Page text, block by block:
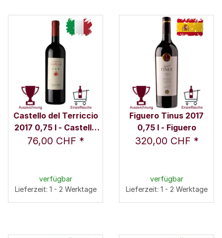
Castello del Terriccio
2017 0,75 l - Castello
del Terriccio
76,00 CHF *
verfügbar
Lieferzeit: 1 - 2 Werktage
Figuero Tinus 2017
0,75 l - Figuero
320,00 CHF *
verfügbar
Lieferzeit: 1 - 2 Werktage